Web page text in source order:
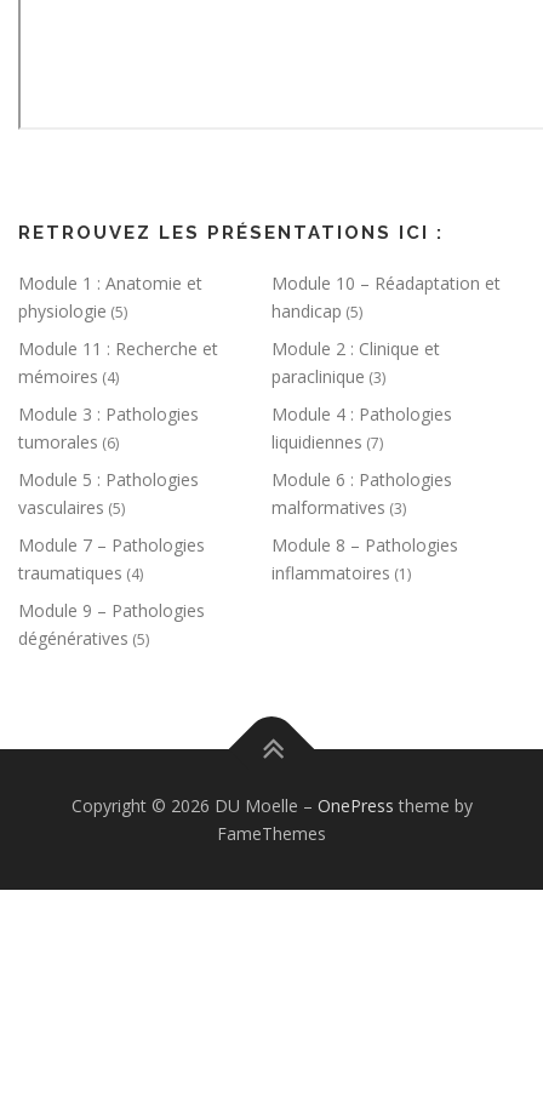
RETROUVEZ LES PRÉSENTATIONS ICI :
Module 1 : Anatomie et
physiologie (5)
Module 10 – Réadaptation et
handicap (5)
Module 11 : Recherche et
mémoires (4)
Module 2 : Clinique et
paraclinique (3)
Module 3 : Pathologies
tumorales (6)
Module 4 : Pathologies
liquidiennes (7)
Module 5 : Pathologies
vasculaires (5)
Module 6 : Pathologies
malformatives (3)
Module 7 – Pathologies
traumatiques (4)
Module 8 – Pathologies
inflammatoires (1)
Module 9 – Pathologies
dégénératives (5)
Copyright © 2026 DU Moelle – OnePress theme by
FameThemes